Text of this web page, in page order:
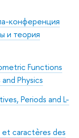
конференция
и теория
Functions
Physics
Periods and L-
et caractères des